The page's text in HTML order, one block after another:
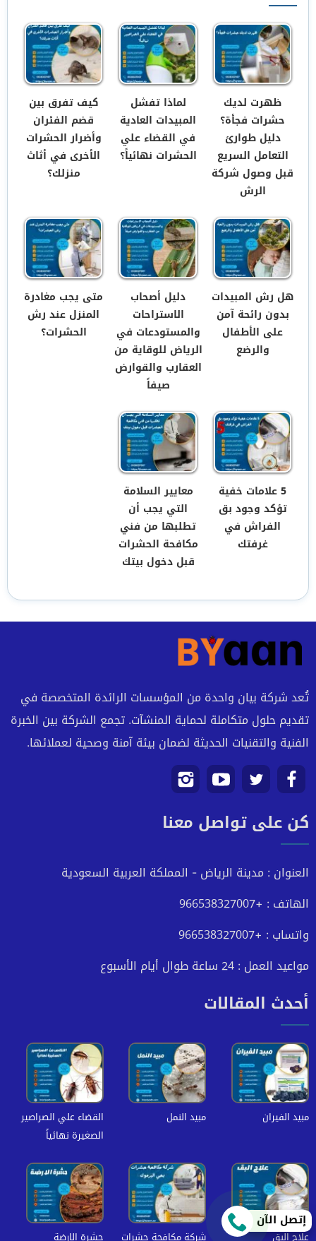
ظهرت لديك
حشرات فجأة؟
دليل طوارئ
التعامل السريع
قبل وصول شركة
الرش
لماذا تفشل
المبيدات العادية
في القضاء علي
الحشرات نهائياً؟
كيف تفرق بين
قضم الفئران
وأضرار الحشرات
الأخرى في أثاث
منزلك؟
هل رش المبيدات
بدون رائحة آمن
على الأطفال
والرضع
دليل أصحاب
الاستراحات
والمستودعات في
الرياض للوقاية من
العقارب والقوارض
صيفاً
متى يجب مغادرة
المنزل عند رش
الحشرات؟
5 علامات خفية
تؤكد وجود بق
الفراش في
غرفتك
معايير السلامة
التي يجب أن
تطلبها من فني
مكافحة الحشرات
قبل دخول بيتك
تُعد شركة بيان واحدة من المؤسسات الرائدة المتخصصة في
تقديم حلول متكاملة لحماية المنشآت. تجمع الشركة بين الخبرة
الفنية والتقنيات الحديثة لضمان بيئة آمنة وصحية لعملائها.
تابعنا
على
تابعنا
على
تابعنا
على
تابعنا
على
انستجرام
كن على تواصل معنا
العنوان : مدينة الرياض - المملكة العربية السعودية
الهاتف : +966538327007
واتساب : +966538327007
مواعيد العمل : 24 ساعة طوال أيام الأسبوع
أحدث المقالات
مبيد الفيران مبيد النمل
القضاء علي الصراصير
الصغيرة نهائياً
علاج البق شركة مكافحة حشرات حشرة الارضة
إتصل الآن